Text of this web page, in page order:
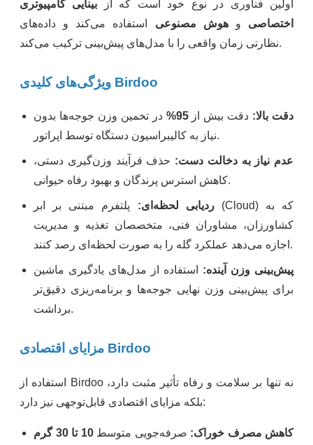
اولین فناوری در نوع خود است که از بینایی کامپیوتری
اختصاصی وهوش مصنوعی استفاده می‌کند و داده‌های
نظارتی زمان واقعی را با مدل‌های پیش‌بینی ترکیب می‌کند.
ویژگی‌های کلیدی Birdoo
دقت بالا: دقت بیش از95%
در تخمین وزن جوجه‌ها بدون
نیاز به کالیبراسیون دستگاه توسط اپراتور.
عدم نیاز به دخالت دست: حذف فرآیند وزن‌گیری دستی،
کاهش استرس پرندگان و بهبود رفاه حیوانی.
ردیابی لحظه‌ای: پلتفرم مبتنی بر ابر (Cloud) که به
کشاورزان، مشاوران فنی، متخصصان تغذیه و مدیریت
اجازه می‌دهد عملکرد گله را به صورت لحظه‌ای رصد کنند.
پیش‌بینی وزن آینده: استفاده از مدل‌های یادگیری ماشین
برای پیش‌بینی وزن نهایی جوجه‌ها و برنامه‌ریزی دقیق‌تر
برداشت.
مزایای اقتصادی Birdoo
استفاده از Birdoo نه تنها بر سلامت و رفاه تأثیر مثبت دارد،
بلکه مزایای اقتصادی قابل‌توجهی نیز دارد:
کاهش مصرف خوراک: صرفه‌جویی متوسط
10 تا 30 گرم